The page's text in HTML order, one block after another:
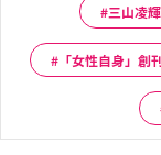
三山凌輝
「女性自身」創